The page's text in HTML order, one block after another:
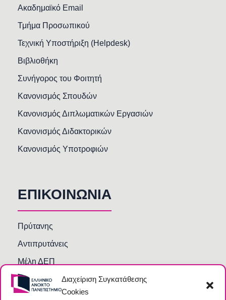
Διαχείριση Συγκατάθεσης
Cookies
Ακαδημαϊκό Email
Τμήμα Προσωπικού
Τεχνική Υποστήριξη (Helpdesk)
Βιβλιοθήκη
Συνήγορος του Φοιτητή
Κανονισμός Σπουδών
Κανονισμός Διπλωματικών Εργασιών
Κανονισμός Διδακτορικών
Κανονισμός Υποτροφιών
ΕΠΙΚΟΙΝΩΝΙΑ
Πρύτανης
Αντιπρυτάνεις
Μέλη ΔΕΠ
Τμήματα και Υπηρεσίες
Γραμματείες Κοσμητειών Σχολών